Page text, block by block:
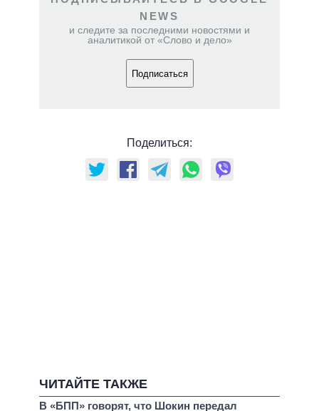
NEWS
и следите за последними новостями и
аналитикой от «Слово и дело»
Подписаться
Поделиться:
ЧИТАЙТЕ ТАКЖЕ
В «БПП» говорят, что Шокин передал